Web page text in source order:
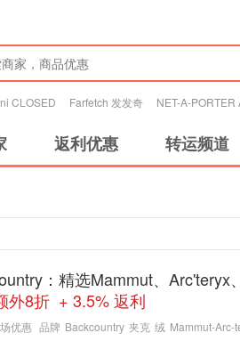
CLOSED Farfetch 发发奇 NET-A-PORTER
返利优惠 转运频道
：精选Mammut、Arc'teryx
外8折 + 3.5% 返利
优惠 品牌 Backcountry 夹克 绒 Mammut-Arc-